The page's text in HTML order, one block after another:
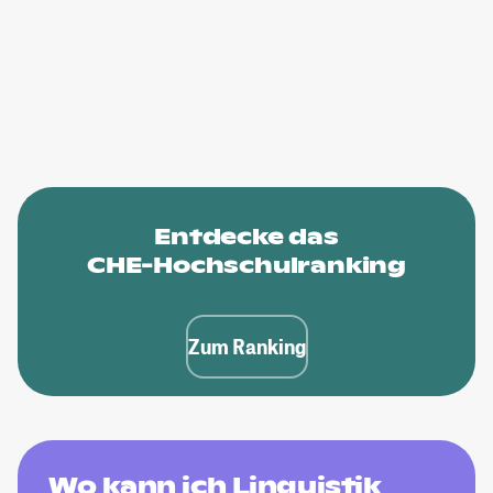
Entdecke das
CHE-Hochschulranking
Zum Ranking
Wo kann ich Linguistik